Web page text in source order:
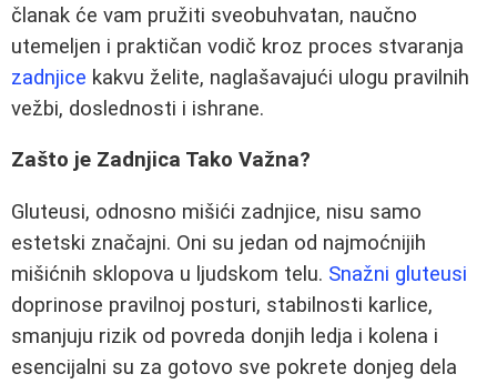
članak će vam pružiti sveobuhvatan, naučno
utemeljen i praktičan vodič kroz proces stvaranja
zadnjice kakvu želite, naglašavajući ulogu pravilnih
vežbi, doslednosti i ishrane.
Zašto je Zadnjica Tako Važna?
Gluteusi, odnosno mišići zadnjice, nisu samo
estetski značajni. Oni su jedan od najmoćnijih
mišićnih sklopova u ljudskom telu. Snažni gluteusi
doprinose pravilnoj posturi, stabilnosti karlice,
smanjuju rizik od povreda donjih ledja i kolena i
esencijalni su za gotovo sve pokrete donjeg dela